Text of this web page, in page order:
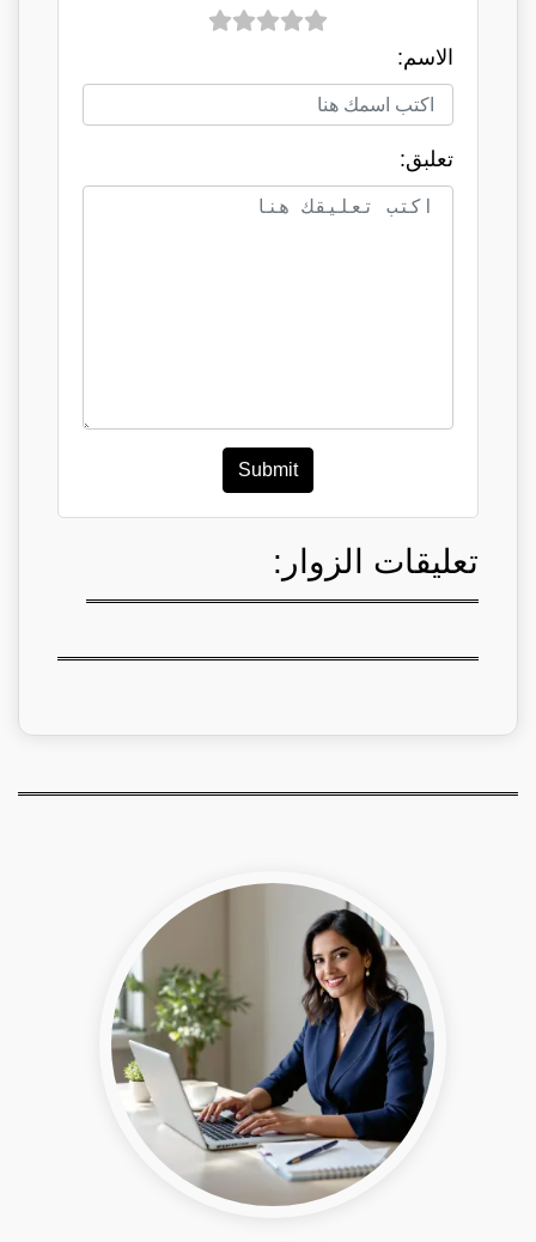
الاسم:
تعلبق:
Submit
تعليقات الزوار: